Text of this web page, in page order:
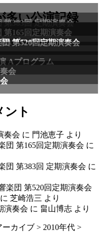
多い公演記録
第383回 定期演奏会
第165回定期演奏会
Aプログラム
第520回定期演奏会
Aプログラム
会
ント
奏会 に 門池恵子 より
団 第165回定期演奏会 に
団 第383回 定期演奏会 に
楽団 第520回定期演奏会
に 芝崎浩三 より
演奏会 に 畠山博志 より
ーカイブ > 2010年代 >